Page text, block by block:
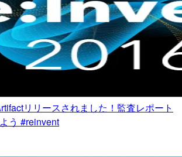
リリースされました！監査レポート
う #reinvent